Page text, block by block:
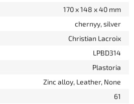
170 x 148 x 40 mm
chernyy, silver
Christian Lacroix
LPBD314
Plastoria
Zinc alloy, Leather, None
61